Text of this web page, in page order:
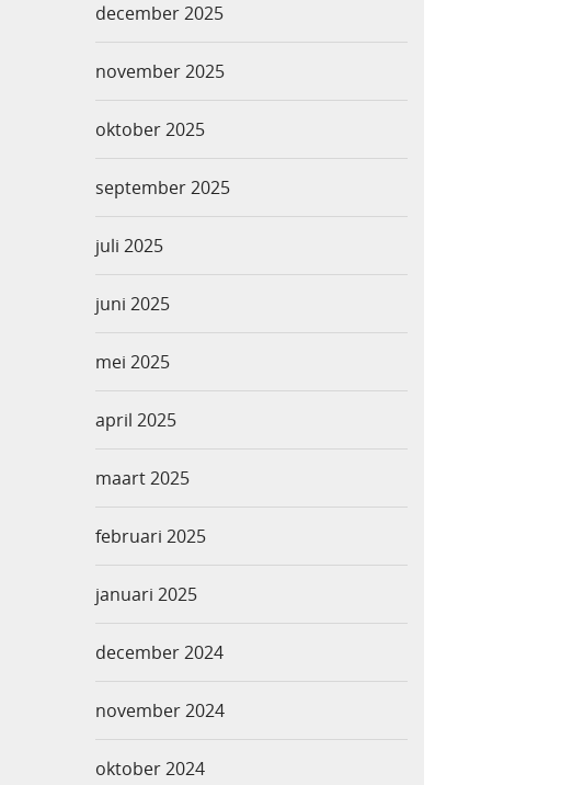
december 2025
november 2025
oktober 2025
september 2025
juli 2025
juni 2025
mei 2025
april 2025
maart 2025
februari 2025
januari 2025
december 2024
november 2024
oktober 2024